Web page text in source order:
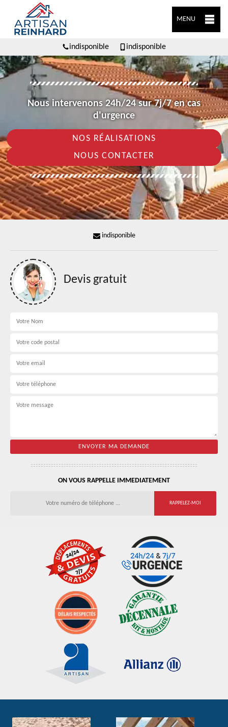
MENU
indisponible indisponible
Nous intervenons 24h/24 sur 7j/7 en cas
d'urgence
NOS RÉALISATIONS
NOUS CONTACTER
indisponible
Devis gratuit
ON VOUS RAPPELLE IMMEDIATEMENT